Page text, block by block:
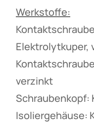
Werkstoffe:
Elektrolytkuper,
verzinkt
Schraubenkopf:
Isoliergehäuse: